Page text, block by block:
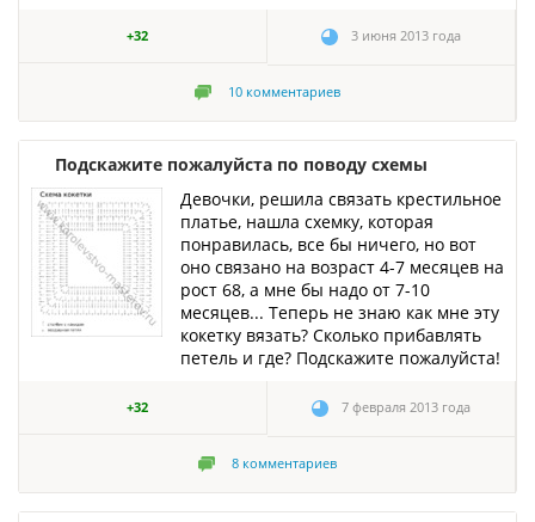
+32 3 июня 2013 года
10 комментариев
Подскажите пожалуйста по поводу схемы
Девочки, решила связать крестильное
платье, нашла схемку, которая
понравилась, все бы ничего, но вот
оно связано на возраст 4-7 месяцев на
рост 68, а мне бы надо от 7-10
месяцев... Теперь не знаю как мне эту
кокетку вязать? Сколько прибавлять
петель и где? Подскажите пожалуйста!
+32 7 февраля 2013 года
8 комментариев